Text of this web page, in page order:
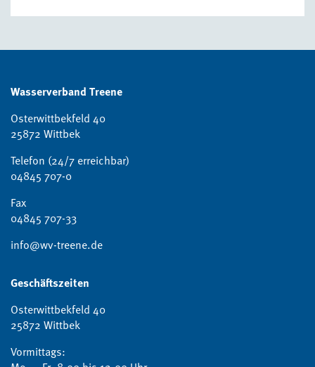
Wasserverband Treene
Osterwittbekfeld 40
25872 Wittbek
Telefon (24/7 erreichbar)
04845 707-0
Fax
04845 707-33
info@wv-treene.de
Geschäftszeiten
Osterwittbekfeld 40
25872 Wittbek
Vormittags: